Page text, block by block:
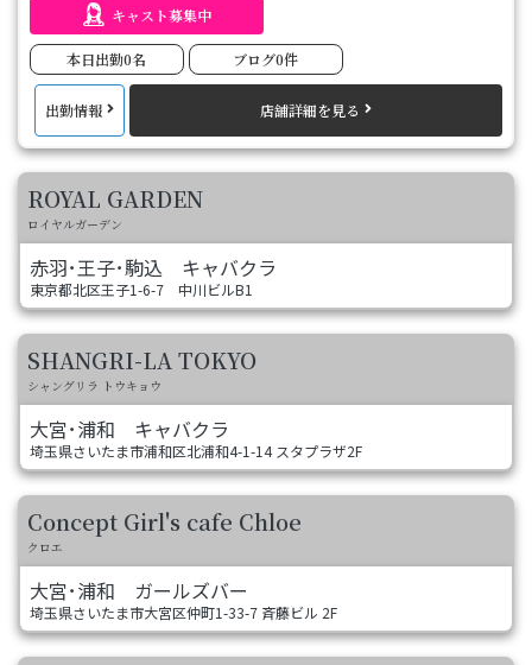
・わかりやすい料金システム
・お客様のお好みに合わせることができるキャスト
レベルが高いのは、当たり前です。
ワンフロアを贅沢に使った店内は極上の寛ぎ空間。
さまざまなシーンに対応可能です。
川越へお越しの際には、ぜひお立ち寄りください。
キャスト募集中
本日出勤0名 ブログ0件
出勤情報 店舗詳細を見る
ROYAL GARDEN
ロイヤルガーデン
赤羽･王子･駒込 キャバクラ
東京都北区王子1-6-7 中川ビルB1
SHANGRI-LA TOKYO
シャングリラ トウキョウ
大宮･浦和 キャバクラ
埼玉県さいたま市浦和区北浦和4-1-14 スタプラザ2F
Concept Girl's cafe Chloe
クロエ
大宮･浦和 ガールズバー
埼玉県さいたま市大宮区仲町1-33-7 斉藤ビル 2F